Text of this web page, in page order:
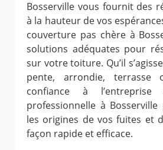
Bosserville vous fournit des
à la hauteur de vos
couverture pas chère à
solutions adéquates pour
sur votre toiture. Qu’il
pente, arrondie, terrasse
confiance à l’entreprise
professionnelle à
les origines de vos fuites et
façon rapide et efficace.